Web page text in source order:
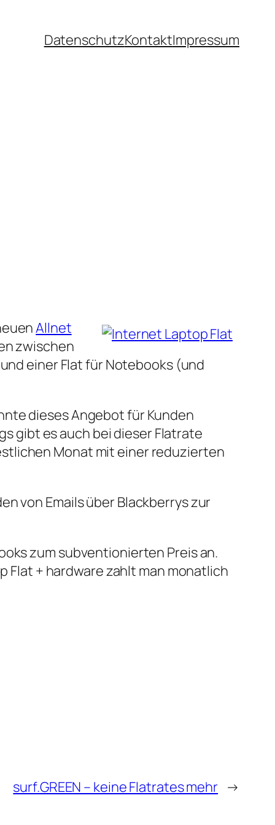
DatenschutzKontaktImpressum
Allnet
zwischen
einer Flat für Notebooks (und
dieses Angebot für Kunden
gibt es auch bei dieser Flatrate
Monat mit einer reduzierten
von Emails über Blackberrys zur
zum subventionierten Preis an.
+ hardware zahlt man monatlich
surf.GREEN – keine Flatrates mehr →